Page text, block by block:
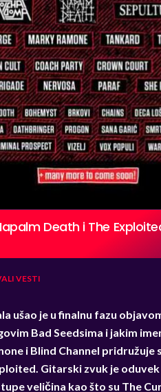
Death i The
VESTI
ušao je u finalnu fazu
Bad Seedsima i jakim
i Blind Channel pridružuje
Gitarski zvuk je
veličina kao što su The